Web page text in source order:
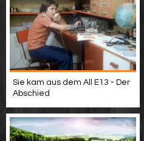
Sie kam aus dem All E13 - Der
Abschied